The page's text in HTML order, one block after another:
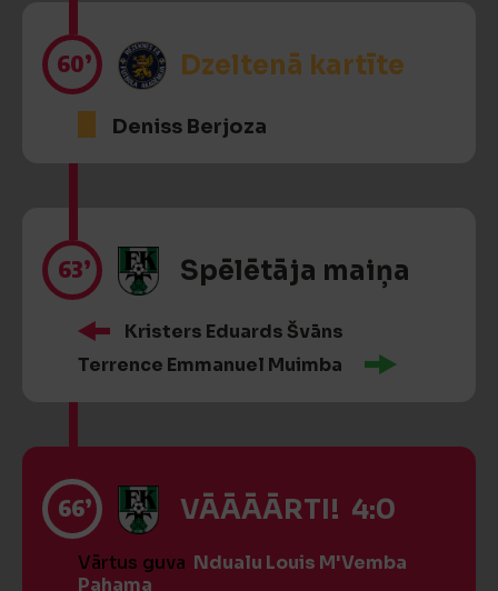
60’ Dzeltenā kartīte
Deniss Berjoza
63’ Spēlētāja maiņa
Kristers Eduards Švāns
Terrence Emmanuel Muimba
66’ VĀĀĀĀRTI! 4:0
Vārtus guva Ndualu Louis M'Vemba
Pahama